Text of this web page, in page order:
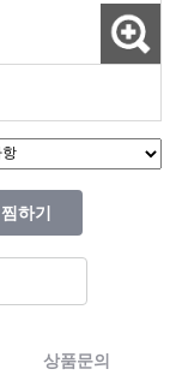
찜하기
상품문의